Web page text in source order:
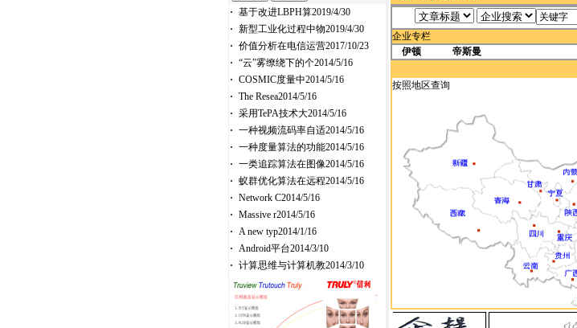
· 基于改进LBPH算2019/4/30
· 新型工业化过程中物2019/4/30
· 价值分析在电信运营2017/10/23
· “云”雾缭绕下的个2014/5/16
· COSMIC度量中2014/5/16
· The Resea2014/5/16
· 采用TePA技术大2014/5/16
· 一种视频流码率自适2014/5/16
· 一种度量算法的功能2014/5/16
· 一类追踪算法在图像2014/5/16
· 蚁群优化算法在远程2014/5/16
· Network C2014/5/16
· Massive r2014/5/16
· A new typ2014/1/16
· Android平台2014/3/10
· 计算思维与计算机教2014/3/10
企业专栏
伊顿
帝斯曼
按照地区查询